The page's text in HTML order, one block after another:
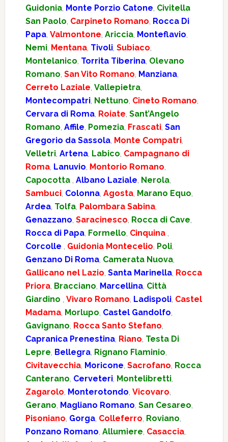
Guidonia, Monte Porzio Catone, Civitella
San Paolo, Carpineto Romano, Rocca Di
Papa, Valmontone, Ariccia, Monteflavio,
Nemi, Mentana, Tivoli, Subiaco,
Montelanico, Torrita Tiberina, Olevano
Romano, San Vito Romano, Manziana,
Cerreto Laziale, Vallepietra,
Montecompatri, Nettuno, Cineto Romano,
Cervara di Roma, Roiate, Sant’Angelo
Romano, Affile, Pomezia, Frascati, San
Gregorio da Sassola, Monte Compatri,
Velletri, Artena, Labico, Campagnano di
Roma, Lanuvio, Montorio Romano,
Capocotta , Albano Laziale, Nerola,
Sambuci, Colonna, Agosta, Marano Equo,
Ardea, Tolfa, Palombara Sabina,
Genazzano, Saracinesco, Rocca di Cave,
Rocca di Papa, Formello, Cinquina ,
Corcolle , Guidonia Montecelio, Poli,
Genzano Di Roma, Camerata Nuova,
Gallicano nel Lazio, Santa Marinella, Rocca
Priora, Bracciano, Marcellina, Città
Giardino , Vivaro Romano, Ladispoli, Castel
Madama, Morlupo, Castel Gandolfo,
Gavignano, Rocca Santo Stefano,
Capranica Prenestina, Riano, Testa Di
Lepre, Bellegra, Rignano Flaminio,
Civitavecchia, Moricone, Sacrofano, Rocca
Canterano, Cerveteri, Montelibretti,
Zagarolo, Monterotondo, Vicovaro,
Gerano, Magliano Romano, San Cesareo,
Pisoniano, Gorga, Colleferro, Roviano,
Ponzano Romano, Allumiere, Casaccia,